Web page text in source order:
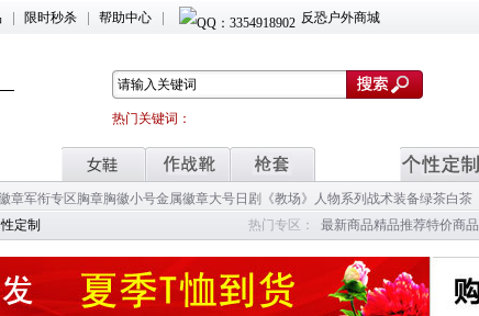
限时秒杀 帮助中心 反恐户外商城
热门关键词：
章军衔专区 胸章胸徽小号金属徽章大号 日剧《教场》人物系列 战术装备绿茶白茶
定制 热门专区： 最新商品精品推荐特价商品